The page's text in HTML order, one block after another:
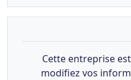
Cette entreprise
modifiez vos